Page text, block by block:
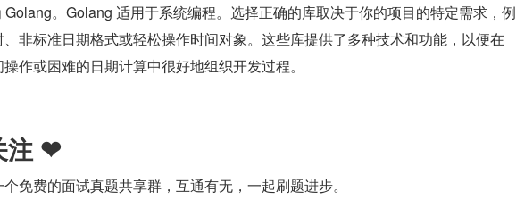
Golang。Golang 适用于系统编程。选择正确的库取决于你的项目的特定需求，例
非标准日期格式或轻松操作时间对象。这些库提供了多种技术和功能，以便在
作或困难的日期计算中很好地组织开发过程。
注 ❤
免费的面试真题共享群，互通有无，一起刷题进步。